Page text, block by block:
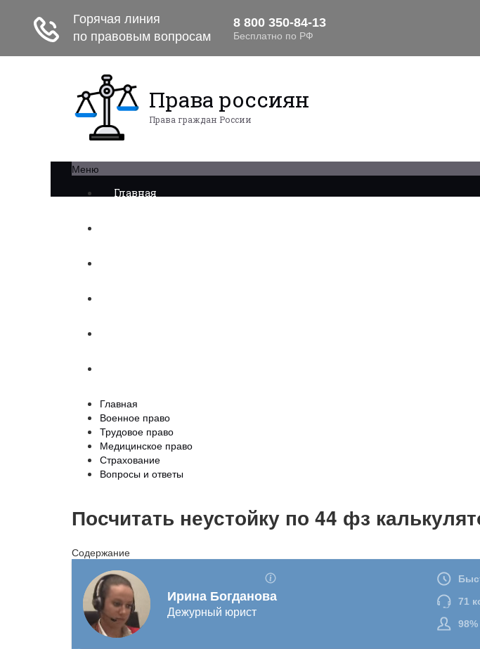
Права россиян
Права граждан России
Меню
Главная
Главная
Военное право
Трудовое право
Медицинское право
Страхование
Вопросы и ответы
Посчитать неустойку по 44 фз
Содержание